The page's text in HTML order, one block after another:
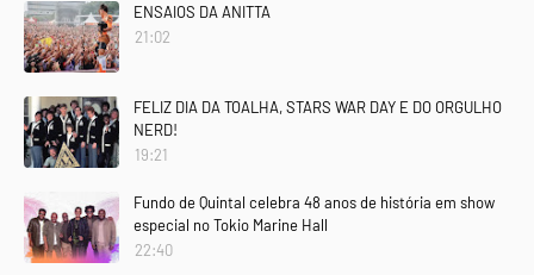
ENSAIOS DA ANITTA
21:02
FELIZ DIA DA TOALHA, STARS WAR DAY E DO ORGULHO
NERD!
19:21
Fundo de Quintal celebra 48 anos de história em show
especial no Tokio Marine Hall
22:40